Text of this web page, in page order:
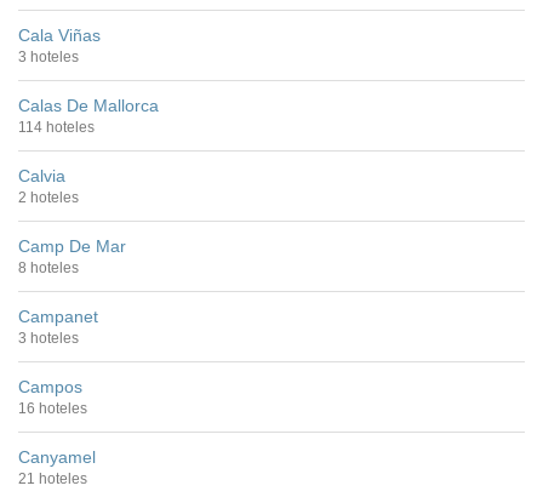
Cala Viñas
3 hoteles
Calas De Mallorca
114 hoteles
Calvia
2 hoteles
Camp De Mar
8 hoteles
Campanet
3 hoteles
Campos
16 hoteles
Canyamel
21 hoteles